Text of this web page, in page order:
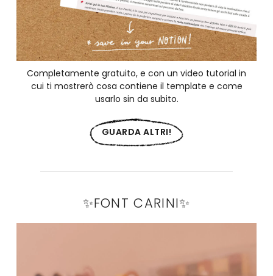
Completamente gratuito, e con un video tutorial in
cui ti mostrerò cosa contiene il template e come
usarlo sin da subito.
GUARDA ALTRI!
✨FONT CARINI✨